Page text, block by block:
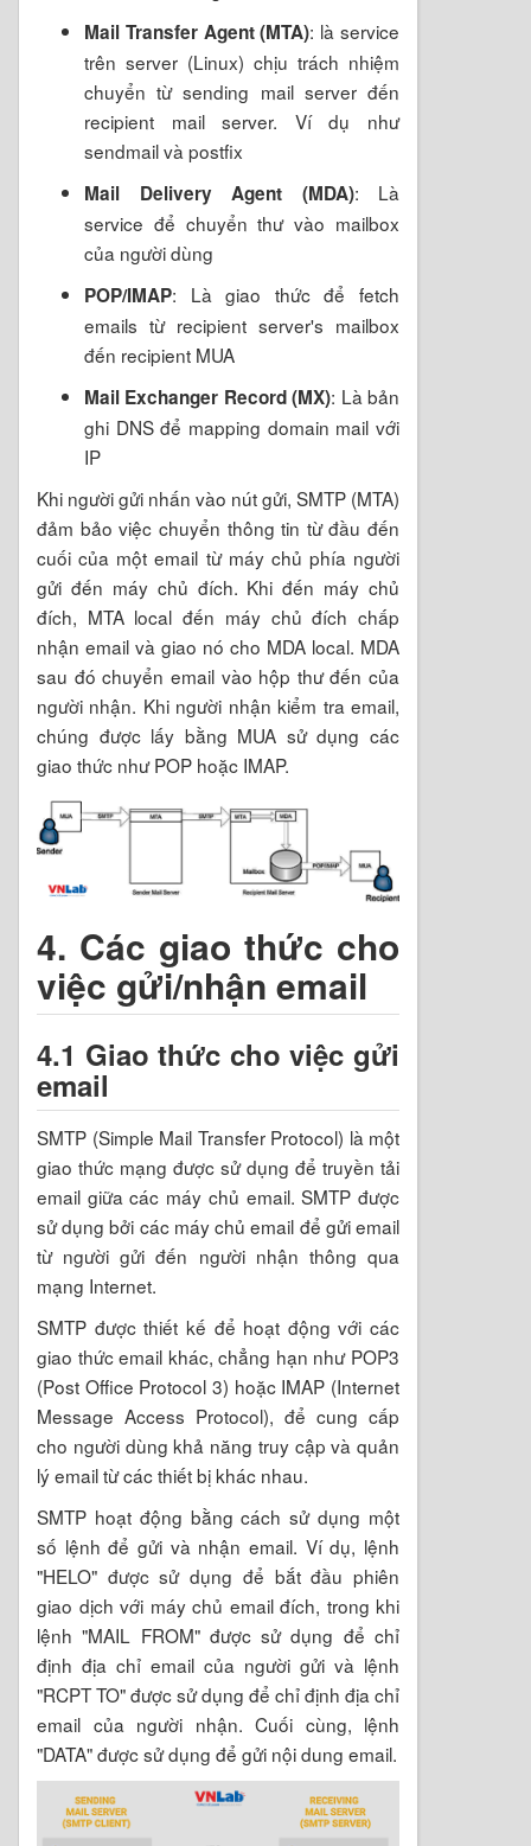
Mail Transfer Agent (MTA): là service
trên server (Linux) chịu trách nhiệm
chuyển từ sending mail server đến
recipient mail server. Ví dụ như
sendmail và postfix
Mail Delivery Agent (MDA): Là
service để chuyển thư vào mailbox
của người dùng
POP/IMAP: Là giao thức để fetch
emails từ recipient server's mailbox
đến recipient MUA
Mail Exchanger Record (MX): Là bản
ghi DNS để mapping domain mail với
IP
Khi người gửi nhấn vào nút gửi, SMTP (MTA)
đảm bảo việc chuyển thông tin từ đầu đến
cuối của một email từ máy chủ phía người
gửi đến máy chủ đích. Khi đến máy chủ
đích, MTA local đến máy chủ đích chấp
nhận email và giao nó cho MDA local. MDA
sau đó chuyển email vào hộp thư đến của
người nhận. Khi người nhận kiểm tra email,
chúng được lấy bằng MUA sử dụng các
giao thức như POP hoặc IMAP.
4. Các giao thức cho
việc gửi/nhận email
4.1 Giao thức cho việc gửi
email
SMTP (Simple Mail Transfer Protocol) là một
giao thức mạng được sử dụng để truyền tải
email giữa các máy chủ email. SMTP được
sử dụng bởi các máy chủ email để gửi email
từ người gửi đến người nhận thông qua
mạng Internet.
SMTP được thiết kế để hoạt động với các
giao thức email khác, chẳng hạn như POP3
(Post Office Protocol 3) hoặc IMAP (Internet
Message Access Protocol), để cung cấp
cho người dùng khả năng truy cập và quản
lý email từ các thiết bị khác nhau.
SMTP hoạt động bằng cách sử dụng một
số lệnh để gửi và nhận email. Ví dụ, lệnh
"HELO" được sử dụng để bắt đầu phiên
giao dịch với máy chủ email đích, trong khi
lệnh "MAIL FROM" được sử dụng để chỉ
định địa chỉ email của người gửi và lệnh
"RCPT TO" được sử dụng để chỉ định địa chỉ
email của người nhận. Cuối cùng, lệnh
"DATA" được sử dụng để gửi nội dung email.